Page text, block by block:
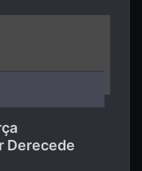
Derecede